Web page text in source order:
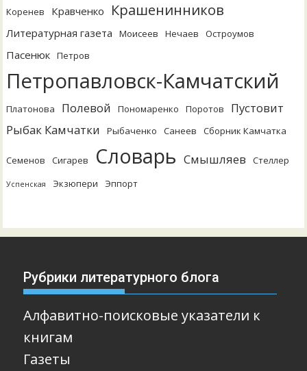
Коренев
Кравченко Крашенинников
Литературная газета Моисеев Нечаев Остроумов
Пасенюк Петров
Петропавловск-Камчатский
Платонова Полевой Пономаренко Поротов
Пустовит
Рыбак Камчатки
Рыбаченко Санеев Сборник Камчатка
Семенов Сигарев Словарь Смышляев Стеллер
Успенская Экзюпери Эппорт
Рубрики литературного блога
Алфавитно-поисковые указатели к
книгам
Газеты